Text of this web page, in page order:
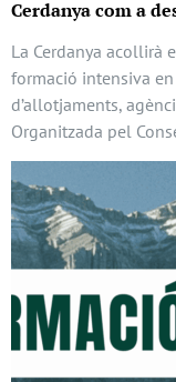
Cerdanya com a
La Cerdanya acollirà
formació intensiva
d’allotjaments,
Organitzada pel